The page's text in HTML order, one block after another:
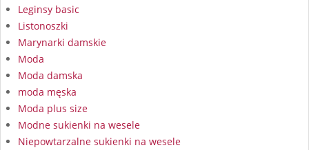
Leginsy basic
Listonoszki
Marynarki damskie
Moda
Moda damska
moda męska
Moda plus size
Modne sukienki na wesele
Niepowtarzalne sukienki na wesele